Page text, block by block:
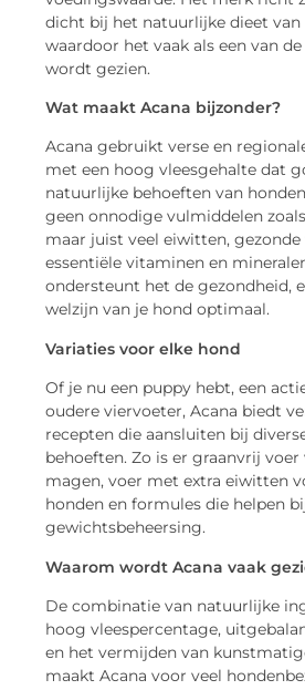
dicht bij het natuurlijke dieet
waardoor het vaak als een van
wordt gezien.
Wat maakt Acana bijzonder?
Acana gebruikt verse en
met een hoog vleesgehalte dat
natuurlijke behoeften van
geen onnodige vulmiddelen
maar juist veel eiwitten,
essentiële vitaminen en
ondersteunt het de gezondheid,
welzijn van je hond optimaal.
Variaties voor elke hond
Of je nu een puppy hebt, een
oudere viervoeter, Acana biedt
recepten die aansluiten bij
behoeften. Zo is er graanvrij
magen, voer met extra eiwitten
honden en formules die helpen
gewichtsbeheersing.
Waarom wordt Acana vaak
De combinatie van natuurlijke
hoog vleespercentage,
en het vermijden van
maakt Acana voor veel